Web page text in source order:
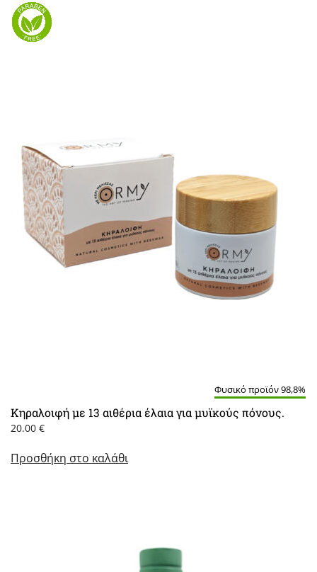
Φυσικό προϊόν 98,8%
Κηραλοιφή με 13 αιθέρια έλαια για μυϊκούς πόνους.
20.00 €
Προσθήκη στο καλάθι